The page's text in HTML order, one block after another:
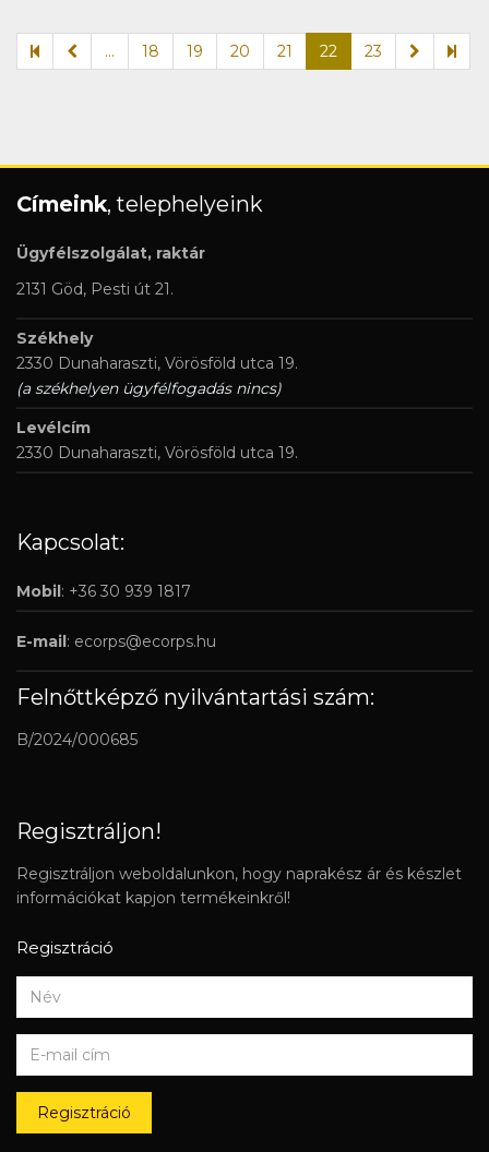
... 18 19 20 21 22 23
Címeink, telephelyeink
Ügyfélszolgálat, raktár
2131 Göd, Pesti út 21.
Székhely
2330 Dunaharaszti, Vörösföld utca 19.
(a székhelyen ügyfélfogadás nincs)
Levélcím
2330 Dunaharaszti, Vörösföld utca 19.
Kapcsolat:
Mobil: +36 30 939 1817
E-mail: ecorps@ecorps.hu
Felnőttképző nyilvántartási szám:
B/2024/000685
Regisztráljon!
Regisztráljon weboldalunkon, hogy naprakész ár és készlet
információkat kapjon termékeinkről!
Regisztráció
Regisztráció